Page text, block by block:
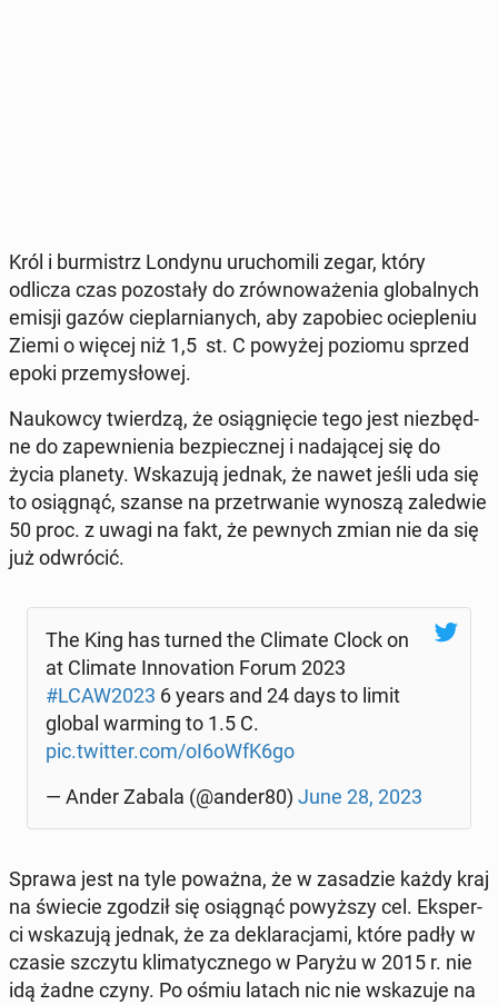
Król i bur­mistrz Londynu uru­cho­mi­li zegar, który
odlicza czas po­zo­sta­ły do zrów­no­wa­że­nia glo­bal­nych
emisji gazów cie­plar­nia­nych, aby za­po­biec ocie­ple­niu
Ziemi o więcej niż 1,5 st. C powyżej poziomu sprzed
epoki prze­my­sło­wej.
Na­ukow­cy twier­dzą, że osią­gnię­cie tego jest nie­zbęd­
ne do za­pew­nie­nia bez­piecz­nej i na­da­ją­cej się do
życia planety. Wska­zu­ją jednak, że nawet jeśli uda się
to osią­gnąć, szanse na prze­trwa­nie wynoszą za­le­d­wie
50 proc. z uwagi na fakt, że pewnych zmian nie da się
już od­wró­cić.
The King has turned the Climate Clock on
at Climate In­no­va­tion Forum 2023
#LCAW2023 6 years and 24 days to limit
global warming to 1.5 C.
pic.twitter.com/oI6oWfK6go
— Ander Zabala (@ander80) June 28, 2023
Sprawa jest na tyle poważna, że w za­sa­dzie każdy kraj
na świecie zgodził się osią­gnąć po­wyż­szy cel. Eks­per­
ci wska­zu­ją jednak, że za de­kla­ra­cja­mi, które padły w
czasie szczytu kli­ma­tycz­ne­go w Paryżu w 2015 r. nie
idą żadne czyny. Po ośmiu latach nic nie wska­zu­je na